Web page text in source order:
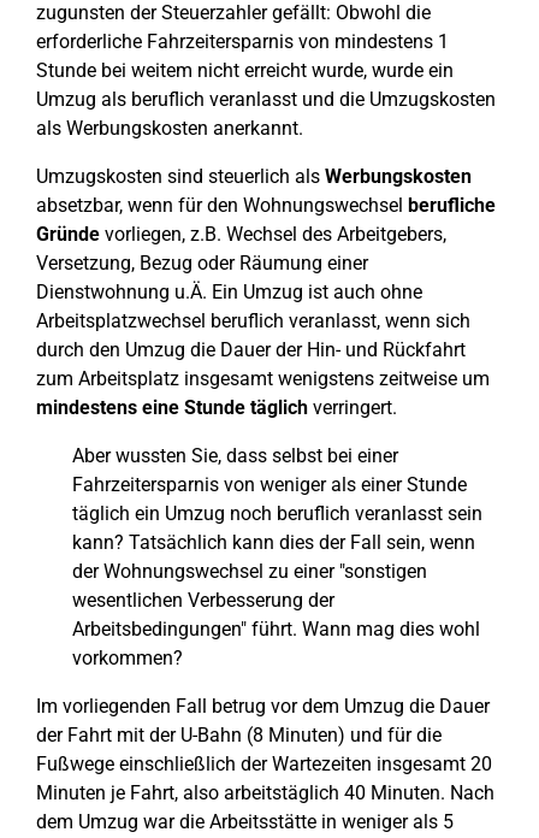
zugunsten der Steuerzahler gefällt: Obwohl die
erforderliche Fahrzeitersparnis von mindestens 1
Stunde bei weitem nicht erreicht wurde, wurde ein
Umzug als beruflich veranlasst und die Umzugskosten
als Werbungskosten anerkannt.
Umzugskosten sind steuerlich als Werbungskosten
absetzbar, wenn für den Wohnungswechsel berufliche
Gründe vorliegen, z.B. Wechsel des Arbeitgebers,
Versetzung, Bezug oder Räumung einer
Dienstwohnung u.Ä. Ein Umzug ist auch ohne
Arbeitsplatzwechsel beruflich veranlasst, wenn sich
durch den Umzug die Dauer der Hin- und Rückfahrt
zum Arbeitsplatz insgesamt wenigstens zeitweise um
mindestens eine Stunde täglich verringert.
Aber wussten Sie, dass selbst bei einer
Fahrzeitersparnis von weniger als einer Stunde
täglich ein Umzug noch beruflich veranlasst sein
kann? Tatsächlich kann dies der Fall sein, wenn
der Wohnungswechsel zu einer "sonstigen
wesentlichen Verbesserung der
Arbeitsbedingungen" führt. Wann mag dies wohl
vorkommen?
Im vorliegenden Fall betrug vor dem Umzug die Dauer
der Fahrt mit der U-Bahn (8 Minuten) und für die
Fußwege einschließlich der Wartezeiten insgesamt 20
Minuten je Fahrt, also arbeitstäglich 40 Minuten. Nach
dem Umzug war die Arbeitsstätte in weniger als 5